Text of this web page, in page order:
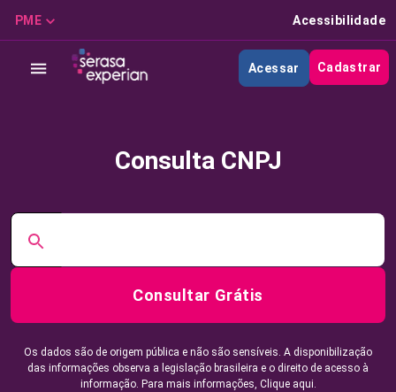
PME Acessibilidade
Acessar Cadastrar
Consulta CNPJ
Consultar Grátis
Os dados são de origem pública e não são sensíveis. A disponibilização
das informações observa a legislação brasileira e o direito de acesso à
informação. Para mais informações, Clique aqui.